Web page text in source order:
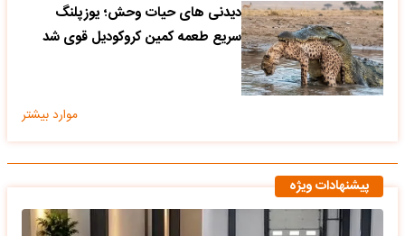
دیدنی های حیات وحش؛ یوزپلنگ
سریع طعمه کمین کروکودیل قوی شد
موارد بیشتر
پیشنهادات ویژه